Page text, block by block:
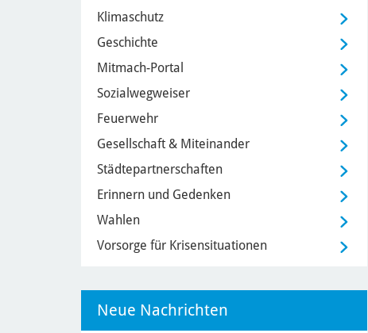
Klimaschutz
Geschichte
Mitmach-Portal
Sozialwegweiser
Feuerwehr
Gesellschaft & Miteinander
Städtepartnerschaften
Erinnern und Gedenken
Wahlen
Vorsorge für Krisensituationen
Neue Nachrichten